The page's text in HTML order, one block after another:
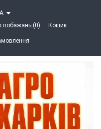
побажань (0) Кошик